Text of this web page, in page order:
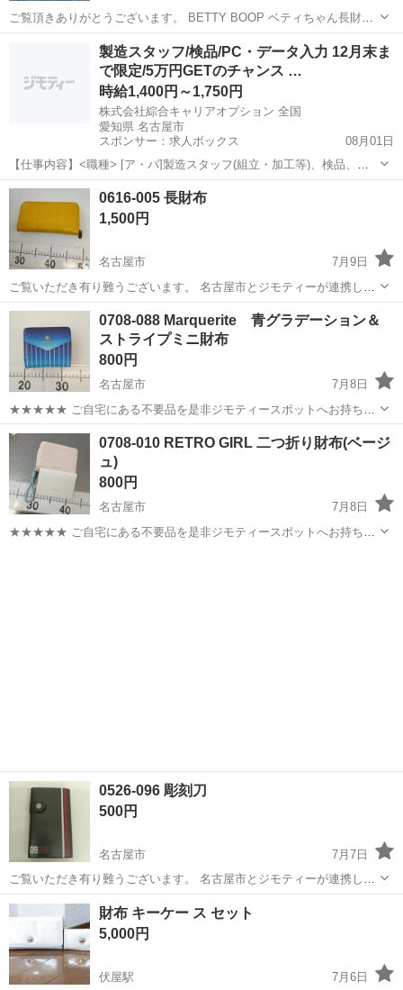
ご覧頂きありがとうございます。 BETTY BOOP ベティちゃん長財布
の新品未使用品になります。 ベティちゃんコレクションしてる品物に
なり、細かな傷等気になる方はご遠慮下さい、ノークレーム、ノーリ
ターン、ノーキャンセル...
名古屋市 伏屋駅 小物 ベティちゃん
製造スタッフ/検品/PC・データ入力 12月末ま
で限定/5万円GETのチャンス …
時給1,400円～1,750円
株式会社綜合キャリアオプション 全国
愛知県 名古屋市
スポンサー：求人ボックス
08月01日
【仕事内容】<職種> [ア・パ]製造スタッフ(組立・加工等)、検品、デ
ータ入力、タイピング(PC・パソコン・インターネット) <雇用形態>
アルバイト・パート <給与> [ア・パ]時給1,400円～1,750円 交通費:一
部支給...
アルバイト・パート
0616-005 長財布
1,500円
名古屋市
7月9日
ご覧いただき有り難うございます。 名古屋市とジモティーが連携して
運営しています。 粗⼤ごみ等の減量を⽬的にまだ使えるものをリユー
スしています。 ★★★★★ ご自宅にある不要品を是非ジモティースポ
ットへお持...
愛知 名古屋市
0708-088 Marquerite 青グラデーション＆
ストライプミニ財布
800円
名古屋市
7月8日
★★★★★ ご自宅にある不要品を是非ジモティースポットへお持ち込
みしませんか？ 家電、趣味・スポーツ・レジャー用品、こども用品、
衣料服飾品、生活雑貨、家具、本、CD・DVDなどが無料でまとめて持
ち込めます！ ※詳細はこ...
愛知 名古屋市
0708-010 RETRO GIRL 二つ折り財布(ベージ
ュ)
800円
名古屋市
7月8日
★★★★★ ご自宅にある不要品を是非ジモティースポットへお持ち込
0526-096 彫刻刀
500円
名古屋市
7月7日
ご覧いただき有り難うございます。 名古屋市とジモティーが連携して
運営しています。 粗⼤ごみ等の減量を⽬的にまだ使えるものをリユー
スしています。 ★★★★★ ご自宅にある不要品を是非ジモティースポ
ットへお持ち込...
愛知 名古屋市 小物
財布 キーケー ス セット
5,000円
伏屋駅
7月6日